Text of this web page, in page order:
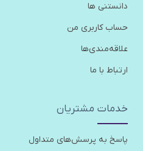
دانستنی ها
حساب کاربری من
علاقه‌مندی‌ها
ارتباط با ما
خدمات مشتریان
پاسخ به پرسش‌های متداول